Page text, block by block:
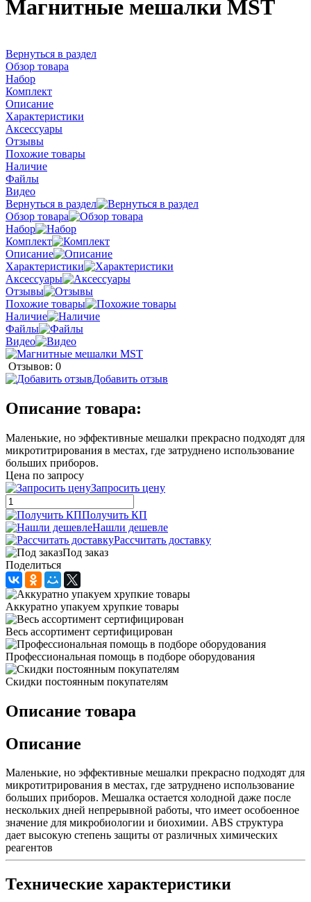
Магнитные мешалки MST
Вернуться в раздел
Обзор товара
Набор
Комплект
Описание
Характеристики
Аксессуары
Отзывы
Похожие товары
Наличие
Файлы
Видео
Вернуться в раздел
Обзор товара
Набор
Комплект
Описание
Характеристики
Аксессуары
Отзывы
Похожие товары
Наличие
Файлы
Видео
Отзывов: 0
Добавить отзыв
Описание товара:
Маленькие, но эффективные мешалки прекрасно подходят для
микротитрирования в местах, где затруднено использование
больших приборов.
Цена по запросу
Запросить цену
Получить КП
Нашли дешевле
Рассчитать доставку
Под заказ
Поделиться
Аккуратно упакуем хрупкие товары
Весь ассортимент сертифицирован
Профессиональная помощь в подборе оборудования
Скидки постоянным покупателям
Описание товара
Описание
Маленькие, но эффективные мешалки прекрасно подходят для
микротитрирования в местах, где затруднено использование
больших приборов. Мешалка остается холодной даже после
нескольких дней непрерывной работы, что имеет особоенное
значение для микробиологии и биохимии. ABS структура
дает высокую степень защиты от различных химических
реагентов
Технические характеристики